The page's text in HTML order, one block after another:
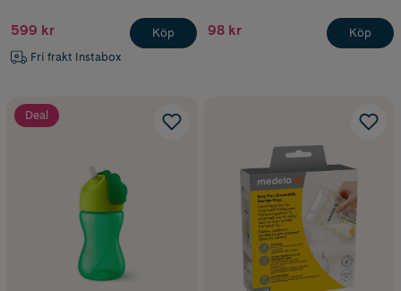
599 kr
Fri frakt Instabox
Köp 98 kr Köp
Deal